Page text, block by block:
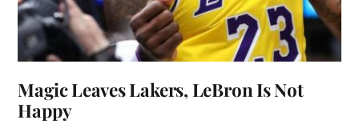
Magic Leaves Lakers, LeBron Is Not
Happy